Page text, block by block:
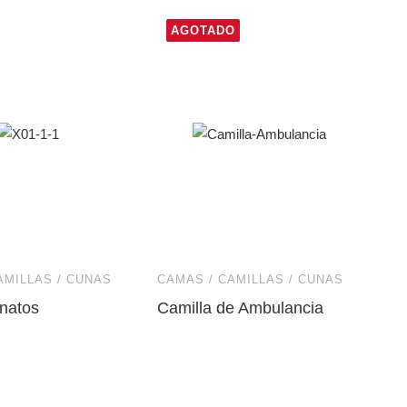
/ CUNAS
AGOTADO
CAMAS / CAMILLAS / CUNAS
Camilla de Ambulancia